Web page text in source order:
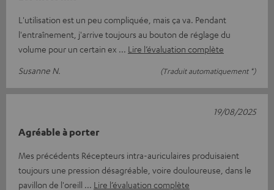
L'utilisation est un peu compliquée, mais ça va. Pendant
l'entraînement, j'arrive toujours au bouton de réglage du
volume pour un certain ex
Lire l’évaluation complète
Susanne N.
(Traduit automatiquement *)
Agréable à porter
Mes précédents Récepteurs intra-auriculaires produisaient
toujours une pression désagréable, voire douloureuse, dans le
pavillon de l'oreill
Lire l’évaluation complète
19/08/2025